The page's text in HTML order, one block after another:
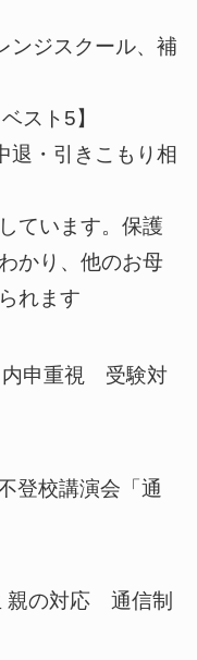
ンジスクール、補
スト5】
・引きこもり相
ています。保護
かり、他のお母
れます
申重視 受験対
登校講演会「通
の対応 通信制